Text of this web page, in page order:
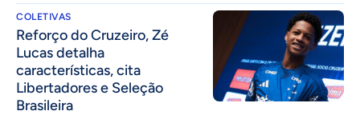
COLETIVAS
⁠Reforço do Cruzeiro, Zé
Lucas detalha
características, cita
Libertadores e Seleção
Brasileira